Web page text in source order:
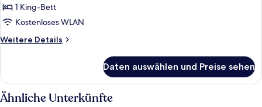
1 King-Bett
Kostenloses WLAN
Weitere Details
Weitere
Daten auswählen und Preise sehen
Ähnliche Unterkünfte